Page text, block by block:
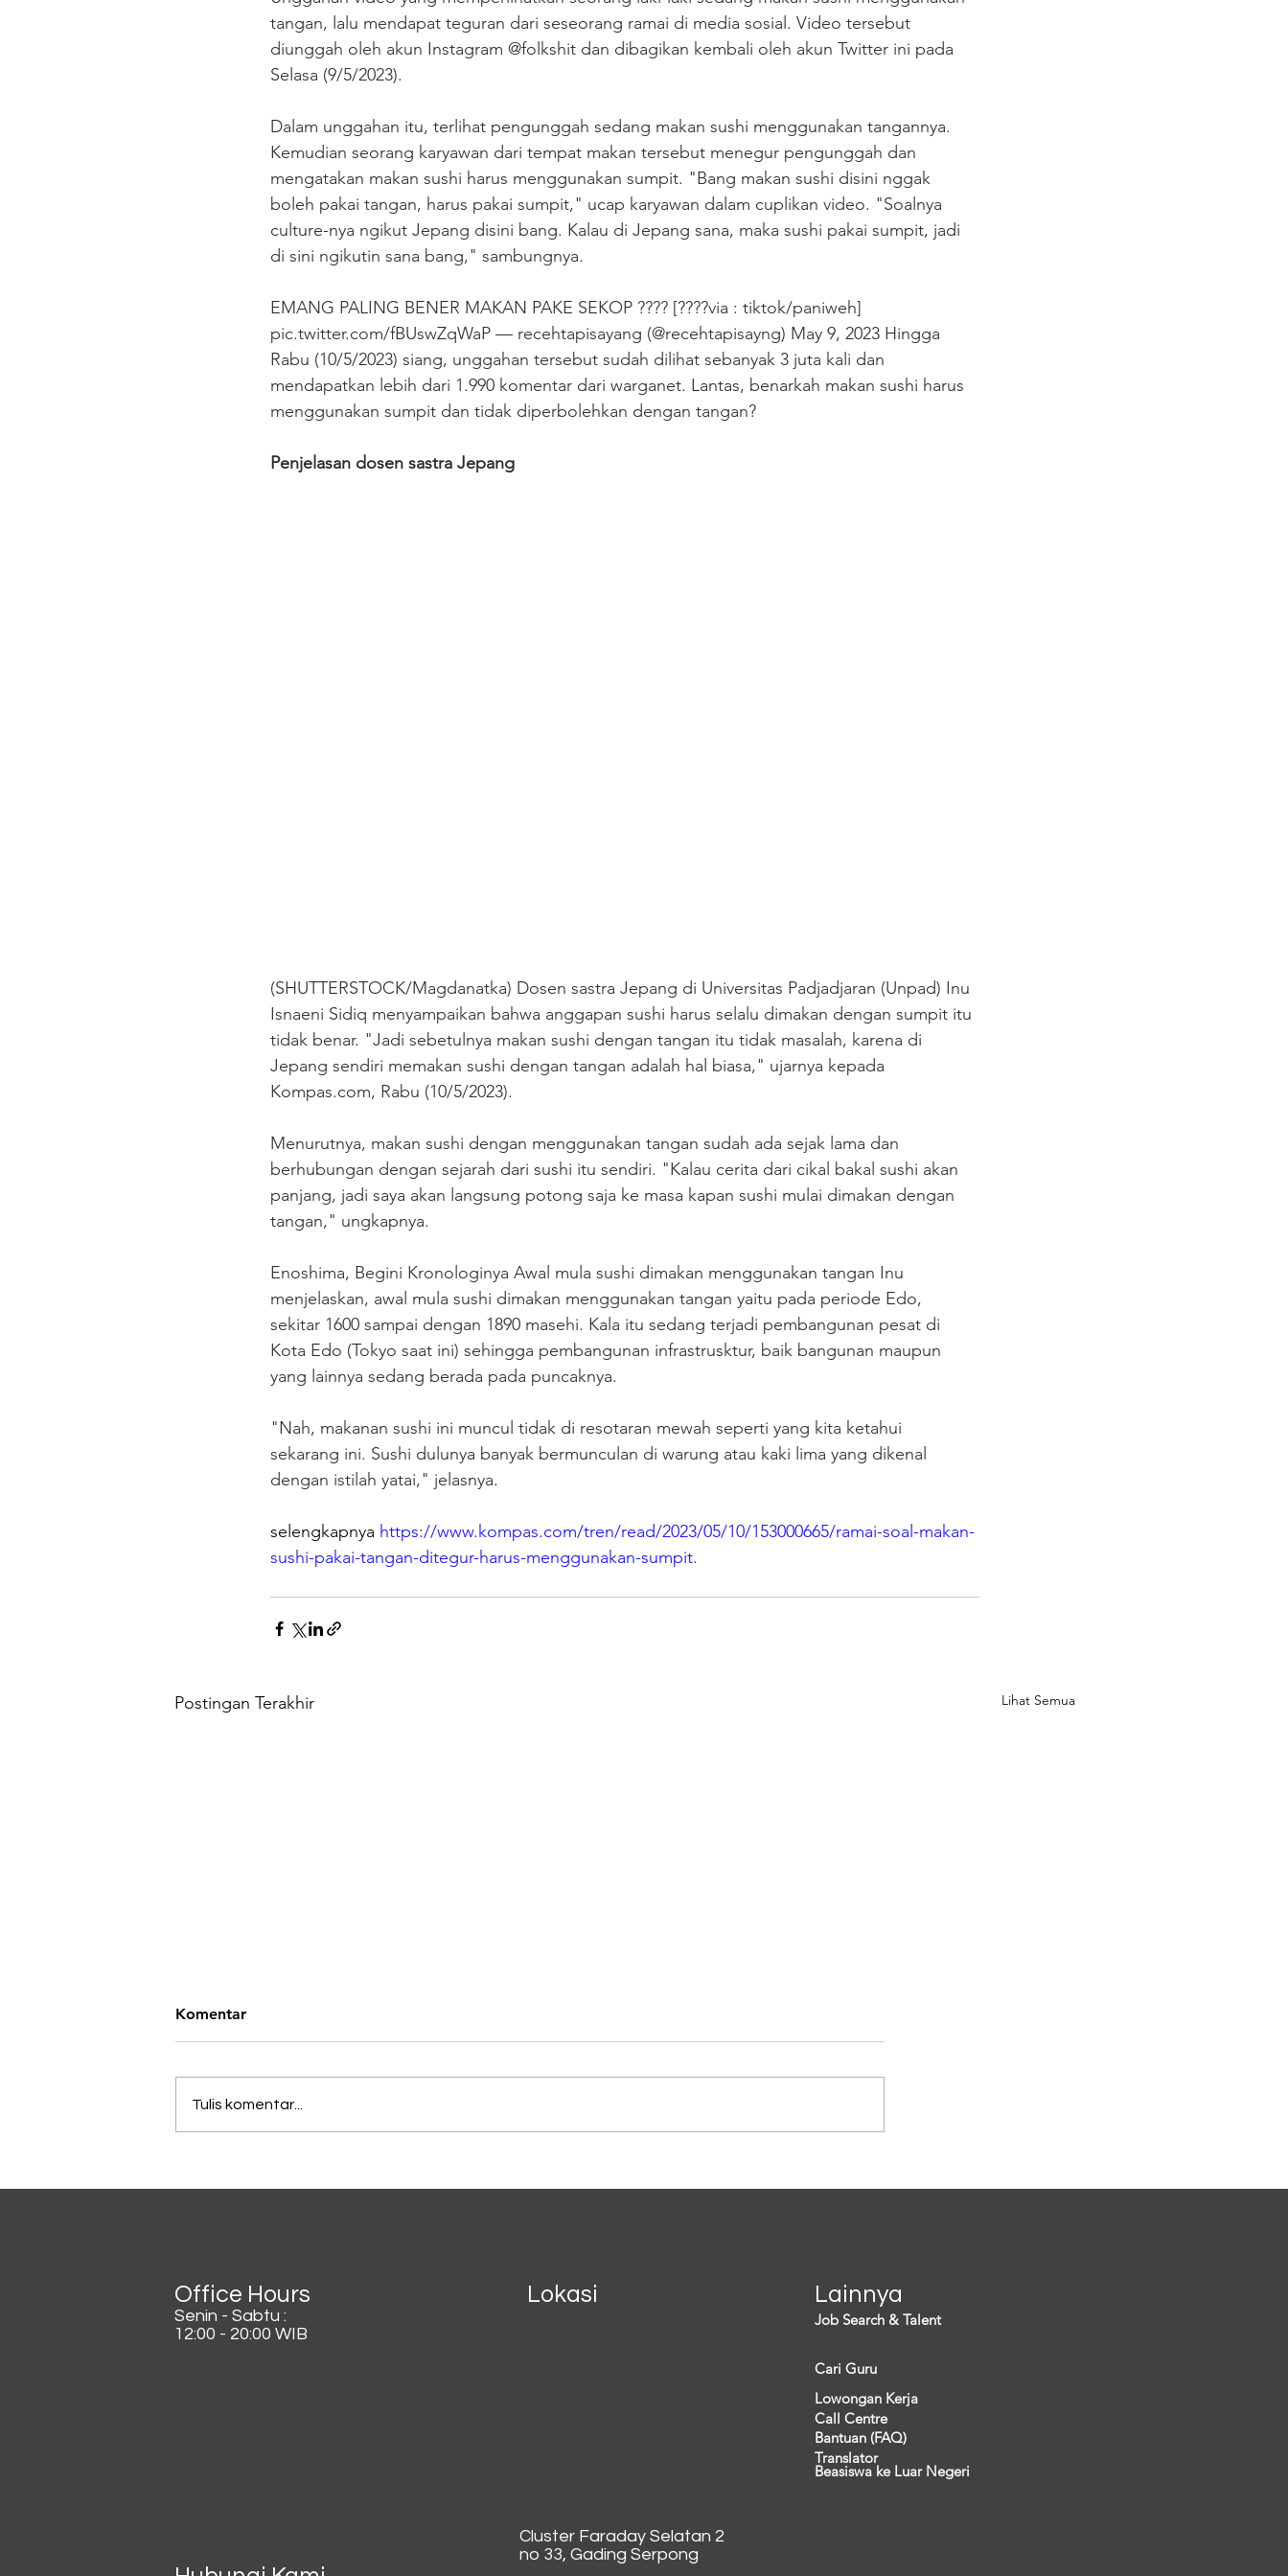
tangan, lalu mendapat teguran dari seseorang ramai di media sosial. Video tersebut
diunggah oleh akun Instagram @folkshit dan dibagikan kembali oleh akun Twitter ini pada
Selasa (9/5/2023).
Dalam unggahan itu, terlihat pengunggah sedang makan sushi menggunakan tangannya.
Kemudian seorang karyawan dari tempat makan tersebut menegur pengunggah dan
mengatakan makan sushi harus menggunakan sumpit. "Bang makan sushi disini nggak
boleh pakai tangan, harus pakai sumpit," ucap karyawan dalam cuplikan video. "Soalnya
culture-nya ngikut Jepang disini bang. Kalau di Jepang sana, maka sushi pakai sumpit, jadi
di sini ngikutin sana bang," sambungnya.
EMANG PALING BENER MAKAN PAKE SEKOP ???? [????via : tiktok/paniweh]
pic.twitter.com/fBUswZqWaP — recehtapisayang (@recehtapisayng) May 9, 2023 Hingga
Rabu (10/5/2023) siang, unggahan tersebut sudah dilihat sebanyak 3 juta kali dan
mendapatkan lebih dari 1.990 komentar dari warganet. Lantas, benarkah makan sushi harus
menggunakan sumpit dan tidak diperbolehkan dengan tangan?
Penjelasan dosen sastra Jepang
(SHUTTERSTOCK/Magdanatka) Dosen sastra Jepang di Universitas Padjadjaran (Unpad) Inu
Isnaeni Sidiq menyampaikan bahwa anggapan sushi harus selalu dimakan dengan sumpit itu
tidak benar. "Jadi sebetulnya makan sushi dengan tangan itu tidak masalah, karena di
Jepang sendiri memakan sushi dengan tangan adalah hal biasa," ujarnya kepada
Kompas.com, Rabu (10/5/2023).
Menurutnya, makan sushi dengan menggunakan tangan sudah ada sejak lama dan
berhubungan dengan sejarah dari sushi itu sendiri. "Kalau cerita dari cikal bakal sushi akan
panjang, jadi saya akan langsung potong saja ke masa kapan sushi mulai dimakan dengan
tangan," ungkapnya.
Enoshima, Begini Kronologinya Awal mula sushi dimakan menggunakan tangan Inu
menjelaskan, awal mula sushi dimakan menggunakan tangan yaitu pada periode Edo,
sekitar 1600 sampai dengan 1890 masehi. Kala itu sedang terjadi pembangunan pesat di
Kota Edo (Tokyo saat ini) sehingga pembangunan infrastrusktur, baik bangunan maupun
yang lainnya sedang berada pada puncaknya.
"Nah, makanan sushi ini muncul tidak di resotaran mewah seperti yang kita ketahui
sekarang ini. Sushi dulunya banyak bermunculan di warung atau kaki lima yang dikenal
dengan istilah yatai," jelasnya.
selengkapnya https://www.kompas.com/tren/read/2023/05/10/153000665/ramai-soal-makan-
sushi-pakai-tangan-ditegur-harus-menggunakan-sumpit.
Postingan Terakhir Lihat Semua
Dicampur Irisan Daun
'Hilang'
terendah. Kondisi tersebut juga
tetapi menimbulkan persoalan
Komentar
Tulis komentar...
Office Hours
Senin - Sabtu :
12:00 - 20:00 WIB
Lokasi Lainnya
Job Search & Talent
Cari Guru
Lowongan Kerja
Call Centre
Bantuan (FAQ)
Translator
Beasiswa ke Luar Negeri
Cluster Faraday Selatan 2
no 33, Gading Serpong